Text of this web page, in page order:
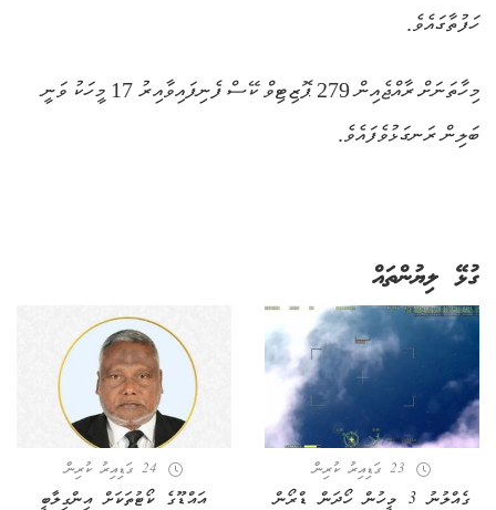
ހަފުތާގައެވެ.
މިހާތަނަށް ރާއްޖެއިން 279 ޕޮޒިޓިވް ކޭސް ފެނިފައިވާއިރު 17 މީހަކު ވަނީ
ބަލިން ރަނގަޅުވެފައެވެ.
ގުޅޭ ލިޔުންތައް
23 ގަޑިއިރު ކުރިން
ގެއްލުނު 3 މީހުން ހޯދަން ޑްރޯން
24 ގަޑިއިރު ކުރިން
އައްޑޫގެ ކޯޓުތަކަށް އިންގިލާބީ